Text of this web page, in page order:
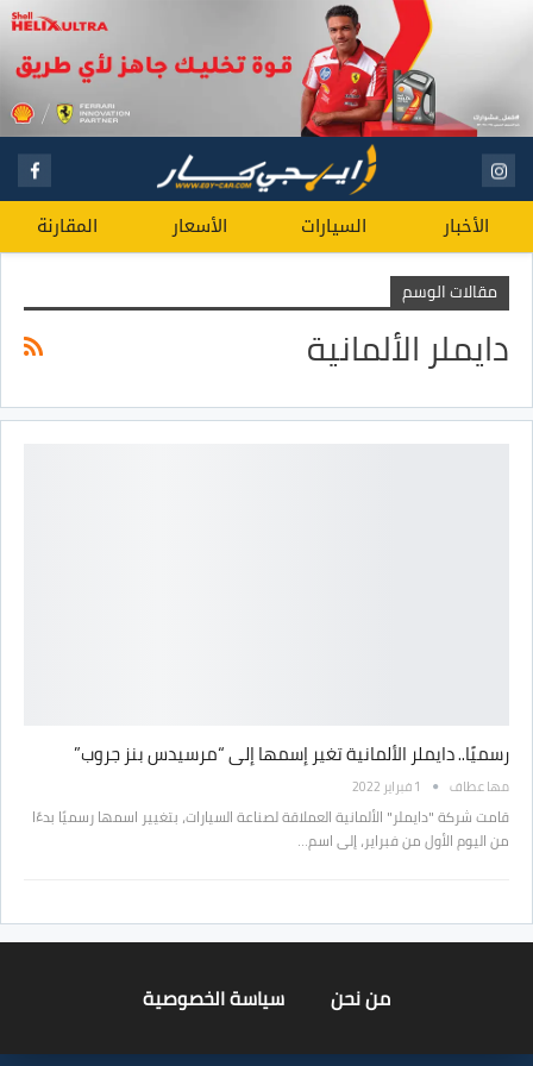
الأخبار السيارات الأسعار المقارنة
مقالات الوسم
دايملر الألمانية
رسميًا.. دايملر الألمانية تغير إسمها إلى “مرسيدس بنز جروب”
مها عطاف 1 فبراير 2022
قامت شركة "دايملر" الألمانية العملاقة لصناعة السيارات، بتغيير اسمها رسميًا بدءًا
من اليوم الأول من فبراير، إلى اسم…
من نحن سياسة الخصوصية